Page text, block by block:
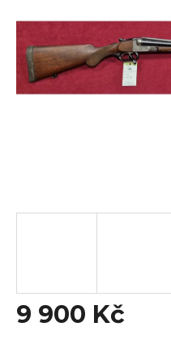
9 900 Kč